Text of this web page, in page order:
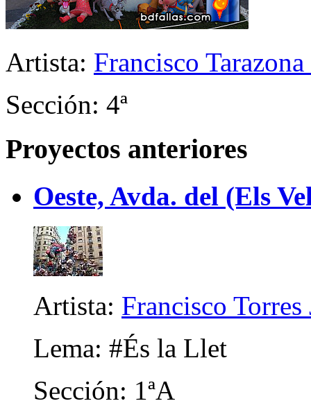
Artista: Francisco
Sección: 4ª
Proyectos anteriores
Oeste, Avda. del (Els
Artista: Francisco
Lema: #És la Llet
Sección: 1ªA